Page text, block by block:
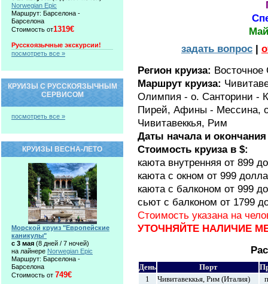
задать вопрос |
Регион круиза:
Маршрут круиза:
Олимпия - о. Санторини
Пирей, Афины - Мессина,
Чивитавеккья, Рим
Даты начала и
Стоимость круиза в $:
каюта внутренняя от 899
каюта с окном от 999
каюта с балконом от 999
сьют с балконом от 1799
Стоимость указана на
УТОЧНЯЙТЕ НАЛИЧИЕ
День Порт
1
Чивитавеккья, Рим (Италия)
Norwegian Epic
Маршрут: Барселона -
Барселона
Стоимость от1319€
Русскоязычные экскурсии!
посмотреть все »
КРУИЗЫ С РУССКОЯЗЫЧНЫМ
СЕРВИСОМ
посмотреть все »
КРУИЗЫ ВЕСНА-ЛЕТО
Морской круиз "Европейские
каникулы"
c 3 мая (8 дней / 7 ночей)
на лайнере Norwegian Epic
Маршрут: Барселона -
Барселона
Стоимость от 749€